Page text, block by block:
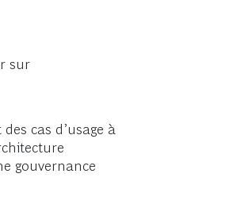
sur
cas d’usage à
gouvernance